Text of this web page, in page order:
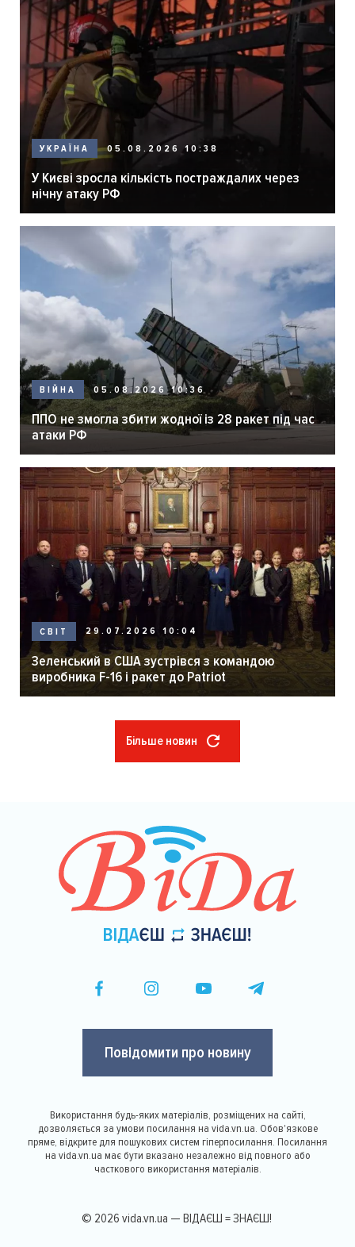
УКРАЇНА 05.08.2026 10:38
У Києві зросла кількість постраждалих через
нічну атаку РФ
ВІЙНА 05.08.2026 10:36
ППО не змогла збити жодної із 28 ракет під час
атаки РФ
СВІТ 29.07.2026 10:04
Зеленський в США зустрівся з командою
виробника F-16 і ракет до Patriot
Більше новин
Повідомити про новину
Використання будь-яких матеріалів, розміщених на сайті,
дозволяється за умови посилання на vida.vn.ua. Обов'язкове
пряме, відкрите для пошукових систем гіперпосилання. Посилання
на vida.vn.ua має бути вказано незалежно від повного або
часткового використання матеріалів.
© 2026 vida.vn.ua — ВІДАЄШ = ЗНАЄШ!